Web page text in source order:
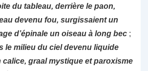
du tableau, derrière le paon,
devenu fou, surgissaient un
d’épinale un oiseau à long bec ;
le milieu du ciel devenu liquide
calice, graal mystique et paroxisme